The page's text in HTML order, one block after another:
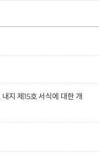
지 제15호 서식에 대한 개